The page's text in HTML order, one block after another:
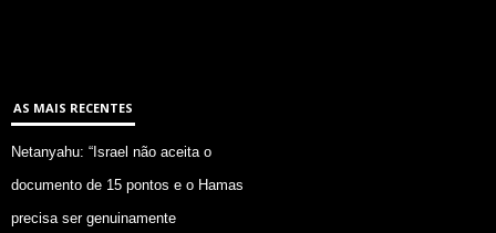
AS MAIS RECENTES
Netanyahu: “Israel não aceita o
documento de 15 pontos e o Hamas
precisa ser genuinamente